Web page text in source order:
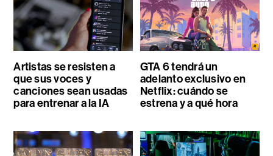
Artistas se resisten a
que sus voces y
canciones sean usadas
para entrenar a la IA
GTA 6 tendrá un
adelanto exclusivo en
Netflix: cuándo se
estrena y a qué hora